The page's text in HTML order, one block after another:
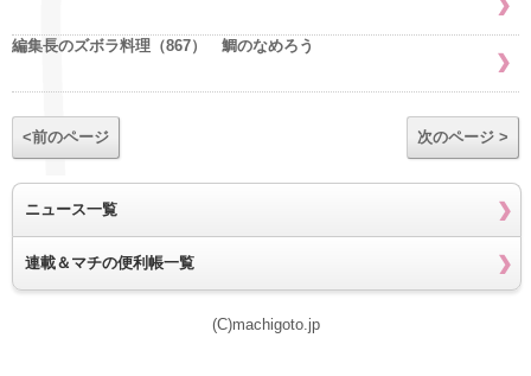
編集長のズボラ料理（867） 鯛のなめろう
<前のページ 次のページ >
ニュース一覧
連載＆マチの便利帳一覧
(C)machigoto.jp